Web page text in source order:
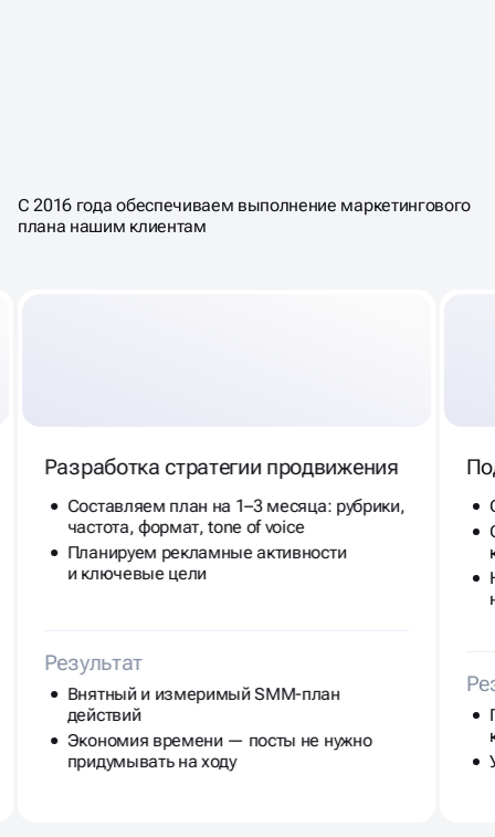
ПРИВОДИТ К ПРОДАЖАМВ
СОЦ-СЕТЯХ
С 2016 года обеспечиваем выполнение маркетингового
плана нашим клиентам
Разработка стратегии продвижения
Составляем план на 1–3 месяца: рубрики,
частота, формат, tone of voice
Планируем рекламные активности
и ключевые цели
Результат
Внятный и измеримый SMM-план
действий
Экономия времени — посты не нужно
придумывать на ходу